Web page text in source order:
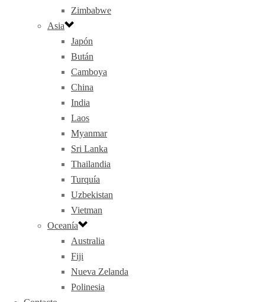
Zimbabwe
Asia
Japón
Bután
Camboya
China
India
Laos
Myanmar
Sri Lanka
Thailandia
Turquía
Uzbekistan
Vietman
Oceanía
Australia
Fiji
Nueva Zelanda
Polinesia